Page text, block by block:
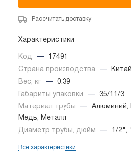
Рассчитать доставку
Характеристики
Код —
17491
Страна производства
—
Китай
Вес, кг
—
0.39
Габариты упаковки
—
35/11/3
Материал трубы
—
Алюминий,
Медь, Металл
Диаметр трубы, дюйм
— 1/2",
Все характеристики